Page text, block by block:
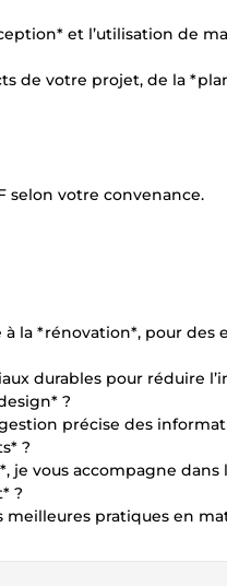
et l’utilisation de
de votre projet, de la
selon votre convenance.
la *rénovation*, pour des
durables pour réduire
?
précise des
?
vous accompagne
?
pratiques en